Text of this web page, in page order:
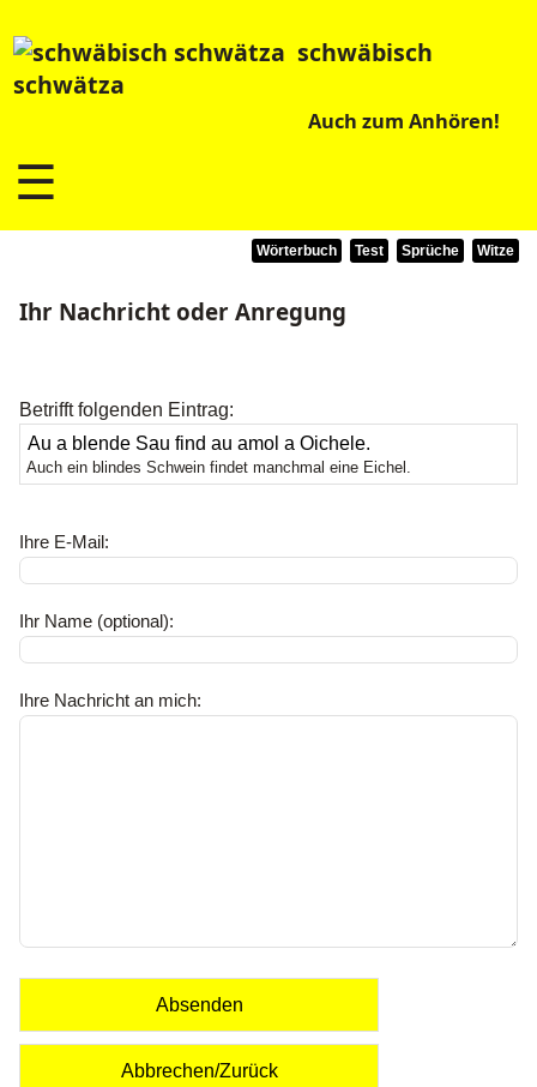
schwäbisch
schwätza
Auch zum Anhören!
☰
Wörterbuch Test Sprüche Witze
Ihr Nachricht oder Anregung
Betrifft folgenden Eintrag:
Auch ein blindes Schwein findet manchmal eine Eichel.
Ihre E-Mail:
Ihr Name (optional):
Ihre Nachricht an mich:
Absenden
Abbrechen/Zurück